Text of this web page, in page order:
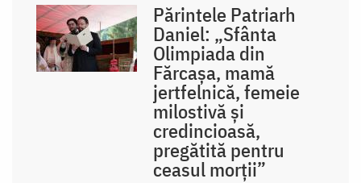
Părintele Patriarh
Daniel: „Sfânta
Olimpiada din
Fărcașa, mamă
jertfelnică, femeie
milostivă și
credincioasă,
pregătită pentru
ceasul morții”